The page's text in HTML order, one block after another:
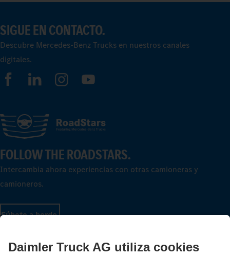
SIGUE EN CONTACTO.
Descubre Mercedes‑Benz Trucks en nuestros canales
digitales.
FOLLOW THE ROADSTARS.
Intercambia ahora experiencias con otras camioneras y
camioneros.
Súbete a bordo.